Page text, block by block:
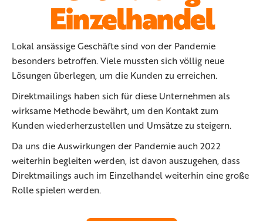
Einzelhandel
Lokal ansässige Geschäfte sind von der Pandemie
besonders betroffen. Viele mussten sich völlig neue
Lösungen überlegen, um die Kunden zu erreichen.
Direktmailings haben sich für diese Unternehmen als
wirksame Methode bewährt, um den Kontakt zum
Kunden wiederherzustellen und Umsätze zu steigern.
Da uns die Auswirkungen der Pandemie auch 2022
weiterhin begleiten werden, ist davon auszugehen, dass
Direktmailings auch im Einzelhandel weiterhin eine große
Rolle spielen werden.